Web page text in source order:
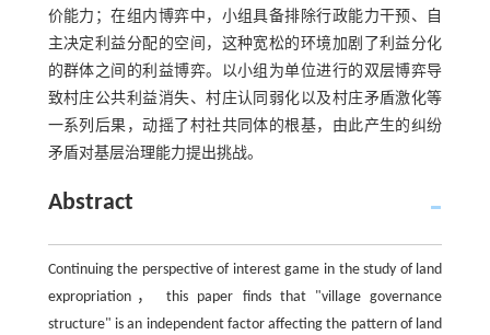
价能力；在组内博弈中，小组具备排除行政能力干预、自
主决定利益分配的空间，这种宽松的环境加剧了利益分化
的群体之间的利益博弈。以小组为单位进行的双层博弈导
致村庄公共利益消失、村庄认同弱化以及村庄矛盾激化等
一系列后果，动摇了村社共同体的根基，由此产生的纠纷
矛盾对基层治理能力提出挑战。
Abstract
Continuing the perspective of interest game in the study of land
expropriation， this paper finds that "village governance
structure" is an independent factor affecting the pattern of land